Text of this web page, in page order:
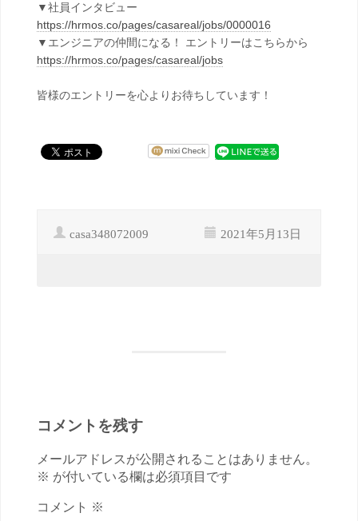
▼社員インタビュー
https://hrmos.co/pages/casareal/jobs/0000016
▼エンジニアの仲間になる！ エントリーはこちらから
https://hrmos.co/pages/casareal/jobs
皆様のエントリーを心よりお待ちしています！
casa348072009 2021年5月13日
コメントを残す
メールアドレスが公開されることはありません。
※ が付いている欄は必須項目です
コメント ※